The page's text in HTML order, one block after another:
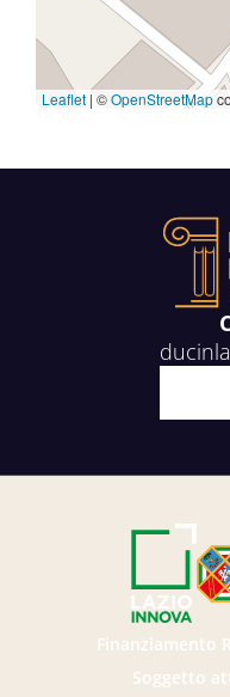
Leaflet | ©OpenStreetMap
Finanziamento
Soggetto